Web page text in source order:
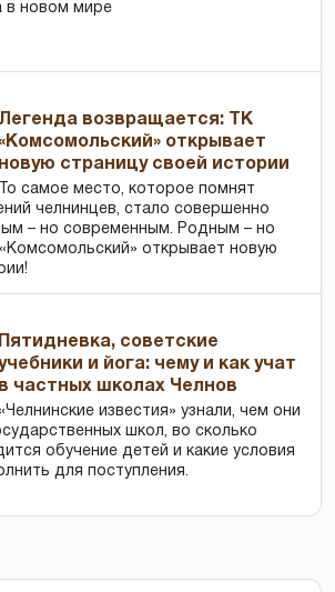
в новом мире
Легенда возвращается: ТК
«Комсомольский» открывает
новую страницу своей истории
То самое место, которое помнят
челнинцев, стало совершенно
– но современным. Родным – но
открывает новую
Пятидневка, советские
и йога: чему и как учат
в частных школах Челнов
«Челнинские известия» узнали, чем они
школ, во сколько
обучение детей и какие условия
для поступления.